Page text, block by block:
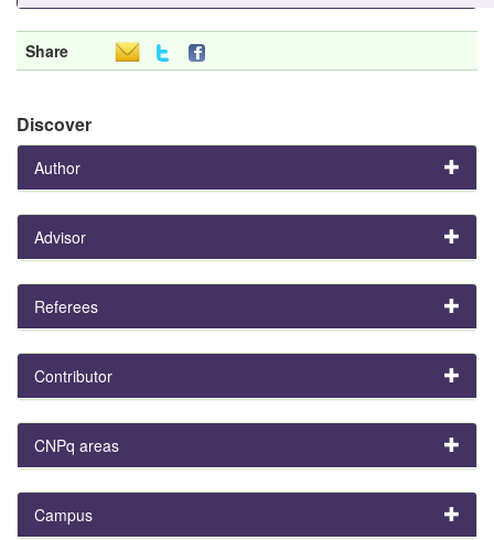
Share
Discover
Author
Advisor
Referees
Contributor
CNPq areas
Campus